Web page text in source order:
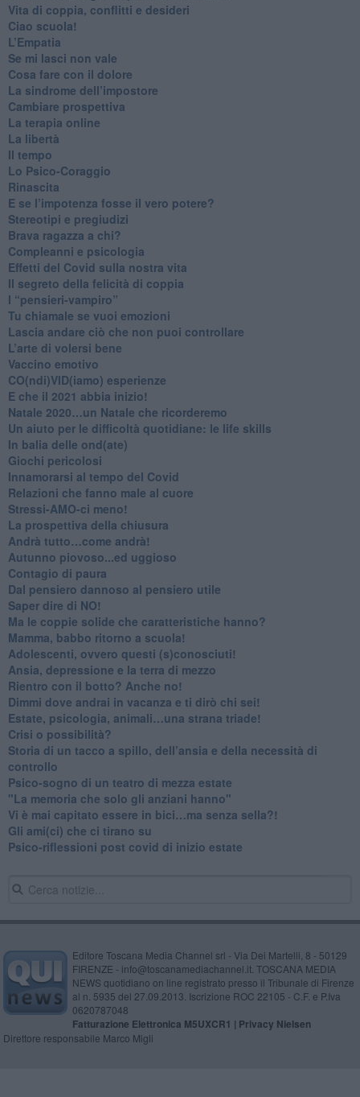
​Vita di coppia, conflitti e desideri
​Ciao scuola!
​L’Empatia
​Se mi lasci non vale
Cosa fare con il dolore
​La sindrome dell’impostore
​Cambiare prospettiva
La terapia online
La libertà
​Il tempo
​Lo Psico-Coraggio
Rinascita
​E se l’impotenza fosse il vero potere?
Stereotipi e pregiudizi
​Brava ragazza a chi?
​Compleanni e psicologia
Effetti del Covid sulla nostra vita
Il segreto della felicità di coppia
​I “pensieri-vampiro”
​Tu chiamale se vuoi emozioni
​Lascia andare ciò che non puoi controllare
L’arte di volersi bene
​Vaccino emotivo
CO(ndi)VID(iamo) esperienze
​E che il 2021 abbia inizio!
​Natale 2020…un Natale che ricorderemo
Un aiuto per le difficoltà quotidiane: le life skills
​In balia delle ond(ate)
Giochi pericolosi
Innamorarsi al tempo del Covid
​Relazioni che fanno male al cuore
​Stressi-AMO-ci meno!
​La prospettiva della chiusura
​Andrà tutto…come andrà!
Autunno piovoso...ed uggioso
​Contagio di paura
​Dal pensiero dannoso al pensiero utile
​Saper dire di NO!
​Ma le coppie solide che caratteristiche hanno?
​Mamma, babbo ritorno a scuola!
Adolescenti, ovvero questi (s)conosciuti!
Ansia, depressione e la terra di mezzo
​Rientro con il botto? Anche no!
Dimmi dove andrai in vacanza e ti dirò chi sei!
​Estate, psicologia, animali…una strana triade!
​Crisi o possibilità?
​Storia di un tacco a spillo, dell’ansia e della necessità di
controllo
​Psico-sogno di un teatro di mezza estate
"La memoria che solo gli anziani hanno"
​Vi è mai capitato essere in bici…ma senza sella?!
​Gli ami(ci) che ci tirano su
Psico-riflessioni post covid di inizio estate
Editore Toscana Media Channel srl - Via Dei Martelli, 8 - 50129
FIRENZE - info@toscanamediachannel.it. TOSCANA MEDIA
NEWS quotidiano on line registrato presso il Tribunale di Firenze
al n. 5935 del 27.09.2013. Iscrizione ROC 22105 - C.F. e P.Iva
0620787048
Fatturazione Elettronica M5UXCR1 | Privacy Nielsen
Direttore responsabile Marco Migli